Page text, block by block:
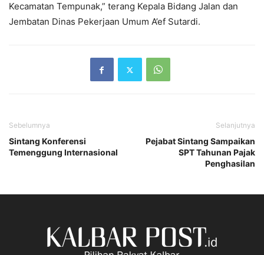
Kecamatan Tempunak,” terang Kepala Bidang Jalan dan
Jembatan Dinas Pekerjaan Umum A’ef Sutardi.
Sebelumnya
Sintang Konferensi
Temenggung Internasional
Selanjutnya
Pejabat Sintang Sampaikan
SPT Tahunan Pajak
Penghasilan